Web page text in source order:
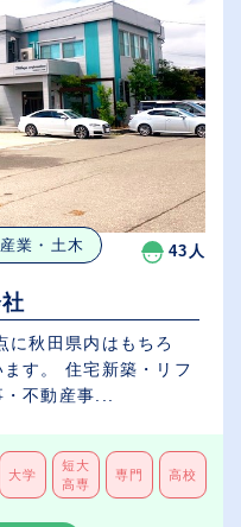
業・土木 43人
に秋田県内はもちろ
す。 住宅新築・リフ
・不動産事...
大学
短大
高専
専門 高校